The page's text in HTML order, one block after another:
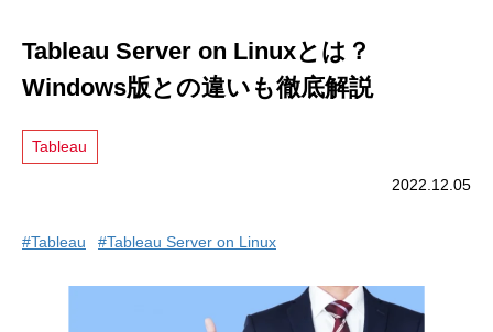
Tableau Server on Linuxとは？
Windows版との違いも徹底解説
Tableau
2022.12.05
#Tableau #Tableau Server on Linux